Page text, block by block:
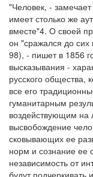
"Человек, -
имеет столько же
вместе"4. О своей
он "сражался до сих
98), - пишет в 1856
высказывания -
русского общества,
все его
гуманитарным
воздействующим на
высвобождение
сковывающих ее
норм и сознание ее
независимость от
будут подчеркивать